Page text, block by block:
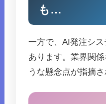
も…
一方で、AI発注シ
あります。業界関
うな懸念点が指摘さ